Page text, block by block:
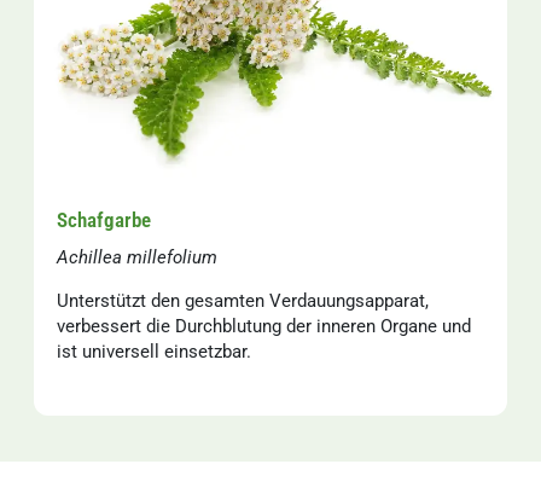
Schafgarbe
Achillea millefolium
Unterstützt den gesamten Verdauungsapparat,
verbessert die Durchblutung der inneren Organe und
ist universell einsetzbar.